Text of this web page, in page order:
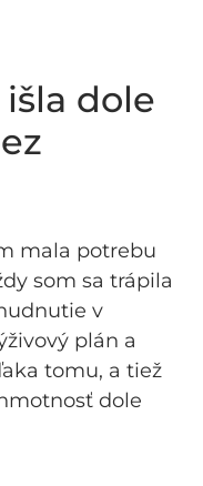
dole
mala potrebu
som sa trápila
v
plán a
tomu, a tiež
dole